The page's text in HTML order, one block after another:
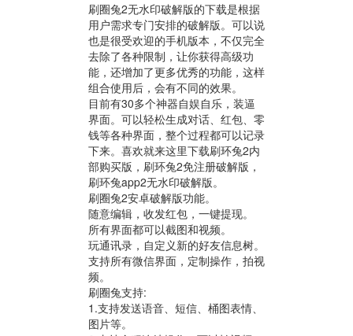
刷圈兔2无水印破解版的下载是根据
用户需求专门安排的破解版。可以说
也是很受欢迎的手机版本，不仅完全
去除了各种限制，让你获得高级功
能，还增加了更多优秀的功能，这样
组合使用后，会有不同的效果。
目前有30多个神器自娱自乐，装逼
界面。可以轻松生成对话、红包、零
钱等各种界面，整个过程都可以记录
下来。喜欢就来这里下载刷环兔2内
部购买版，刷环兔2免注册破解版，
刷环兔app2无水印破解版。
刷圈兔2安卓破解版功能。
随意编辑，收发红包，一键提现。
所有界面都可以截图和视频。
玩通讯录，自定义新的好友信息树。
支持所有微信界面，定制操作，拍视
频。
刷圈兔支持:
1.支持发送语音、短信、桶图表情、
图片等。